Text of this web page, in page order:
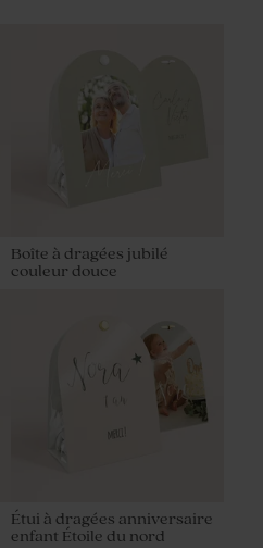
Boîte à dragées jubilé
couleur douce
Étui à dragées anniversaire
enfant Étoile du nord